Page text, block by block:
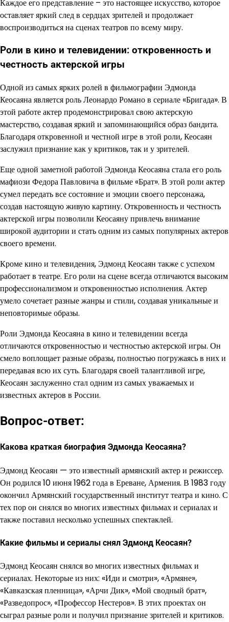
Каждое его представление – это настоящее искусство, которое
оставляет яркий след в сердцах зрителей и продолжает
воспроизводиться на сценах театров по всему миру.
Роли в кино и телевидении: откровенность и
честность актерской игры
Одной из самых ярких ролей в фильмографии Эдмонда
Кеосаяна является роль Леонардо Романо в сериале «Бригада». В
этой работе актер продемонстрировал свою актерскую
мастерство, создавая яркий и запоминающийся образ бандита.
Благодаря откровенной и честной игре в этой роли, Кеосаян
заслужил признание как у критиков, так и у зрителей.
Еще одной заметной работой Эдмонда Кеосаяна стала его роль
мафиози Федора Павловича в фильме «Брат». В этой роли актер
сумел передать все состояние и эмоции своего персонажа,
создав настоящую живую картину. Откровенность и честность
актерской игры позволили Кеосаяну привлечь внимание
широкой аудитории и стать одним из самых популярных актеров
своего времени.
Кроме кино и телевидения, Эдмонд Кеосаян также с успехом
работает в театре. Его роли на сцене всегда отличаются высоким
профессионализмом и откровенностью исполнения. Актер
умело сочетает разные жанры и стили, создавая уникальные и
неповторимые образы.
Роли Эдмонда Кеосаяна в кино и телевидении всегда
отличаются откровенностью и честностью актерской игры. Он
смело воплощает разные образы, полностью погружаясь в них и
передавая всю их суть. Благодаря своей талантливой игре,
Кеосаян заслуженно стал одним из самых уважаемых и
известных актеров в России.
Вопрос-ответ:
Какова краткая биография Эдмонда Кеосаяна?
Эдмонд Кеосаян — это известный армянский актер и режиссер.
Он родился 10 июня 1962 года в Ереване, Армения. В 1983 году
окончил Армянский государственный институт театра и кино. С
тех пор он снялся во многих известных фильмах и сериалах и
также поставил несколько успешных спектаклей.
Какие фильмы и сериалы снял Эдмонд Кеосаян?
Эдмонд Кеосаян снялся во многих известных фильмах и
сериалах. Некоторые из них: «Иди и смотри», «Армяне»,
«Кавказская пленница», «Арчи Дик», «Мой сводный брат»,
«Разведопрос», «Профессор Нестеров». В этих проектах он
сыграл разные роли и получил признание зрителей и критиков.